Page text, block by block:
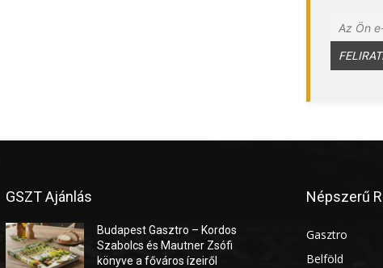
GSZT Ajánlás
Budapest Gasztro – Kordos
Szabolcs és Mautner Zsófi
könyve a főváros ízeiről
Népszerű
Gasztro
Belföld